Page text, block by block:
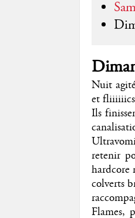
Nuit
et
Ils
retenir
hardcore
colverts
Flames,